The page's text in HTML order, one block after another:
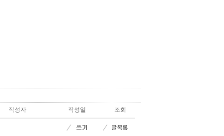
작성자 작성일 조회